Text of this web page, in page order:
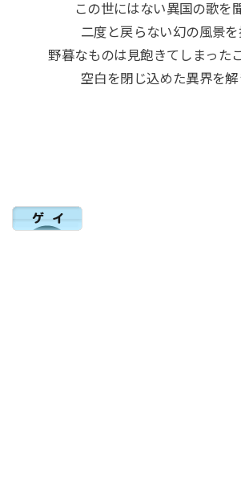
この世にはない異国の歌を
二度と戻らない幻の風景
野暮なものは見飽きてしまった
空白を閉じ込めた異界を